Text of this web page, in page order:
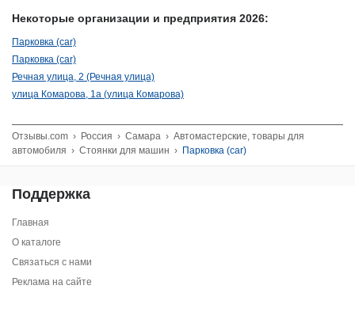
Некоторые организации и предприятия 2026:
Парковка (car)
Парковка (car)
Речная улица, 2 (Речная улица)
улица Комарова, 1а (улица Комарова)
Отзывы.com › Россия › Самара › Автомастерские, товары для
автомобиля › Стоянки для машин › Парковка (car)
Поддержка
Главная
О каталоге
Связаться с нами
Реклама на сайте